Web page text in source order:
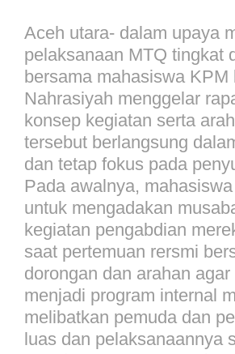
Aceh utara- dalam upaya
pelaksanaan MTQ tingkat
bersama mahasiswa
Nahrasiyah menggelar
konsep kegiatan serta
tersebut berlangsung
dan tetap fokus pada
Pada awalnya,
untuk mengadakan
kegiatan pengabdian
saat pertemuan rersmi
dorongan dan arahan
menjadi program internal
melibatkan pemuda dan
luas dan pelaksanaannya